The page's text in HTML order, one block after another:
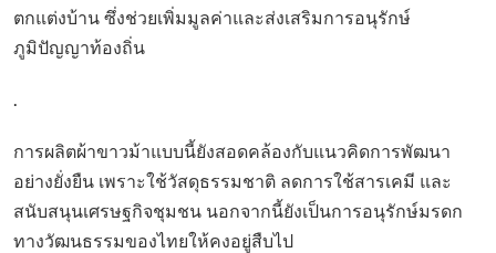
ตกแต่งบ้าน ซึ่งช่วยเพิ่มมูลค่าและส่งเสริมการอนุรักษ์
ภูมิปัญญาท้องถิ่น
.
การผลิตผ้าขาวม้าแบบนี้ยังสอดคล้องกับแนวคิดการพัฒนา
อย่างยั่งยืน เพราะใช้วัสดุธรรมชาติ ลดการใช้สารเคมี และ
สนับสนุนเศรษฐกิจชุมชน นอกจากนี้ยังเป็นการอนุรักษ์มรดก
ทางวัฒนธรรมของไทยให้คงอยู่สืบไป